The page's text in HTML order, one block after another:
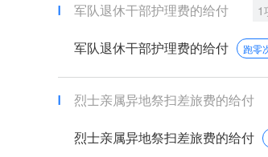
军队退休干部护理费的给付 1
军队退休干部护理费的给付 跑零
烈士亲属异地祭扫差旅费的给付
烈士亲属异地祭扫差旅费的给付